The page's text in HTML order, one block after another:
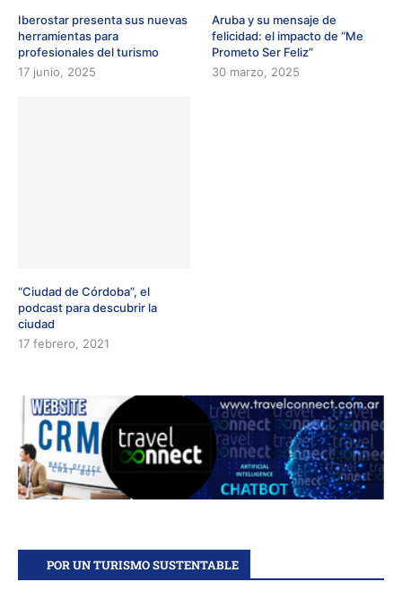
Iberostar presenta sus nuevas
herramientas para
profesionales del turismo
17 junio, 2025
Aruba y su mensaje de
felicidad: el impacto de “Me
Prometo Ser Feliz”
30 marzo, 2025
“Ciudad de Córdoba”, el
podcast para descubrir la
ciudad
17 febrero, 2021
POR UN TURISMO SUSTENTABLE